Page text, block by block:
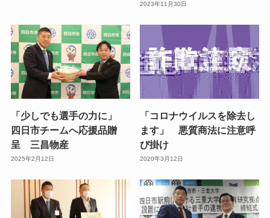
2023年11月30日
「少しでも選手の力に」
四日市チームへ応援品贈
呈 三昌物産
2025年2月12日
「コロナウイルスを除去し
ます」 悪質商法に注意呼
び掛け
2020年3月12日